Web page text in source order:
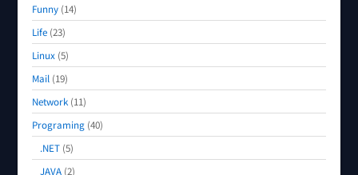
Funny (14)
Life (23)
Linux (5)
Mail (19)
Network (11)
Programing (40)
.NET (5)
JAVA (2)